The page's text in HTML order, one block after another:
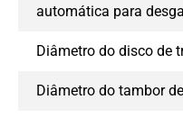
automática para
Diâmetro do disco de
Diâmetro do tambor